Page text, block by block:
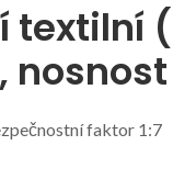
textilní
faktor 1:7